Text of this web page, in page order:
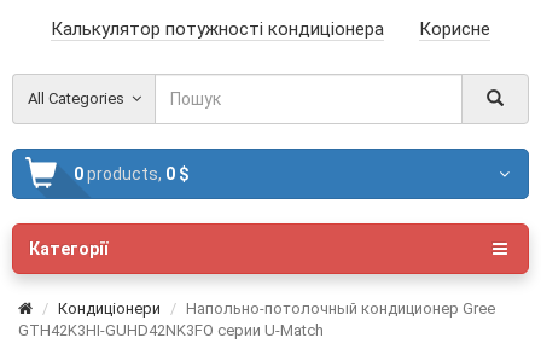
Калькулятор потужності кондиціонера
Корисне
All Categories
0products, 0 $
Категорії
Кондиціонери
Напольно-потолочный кондиционер Gree
GTH42K3HI-GUHD42NK3FO серии U-Match